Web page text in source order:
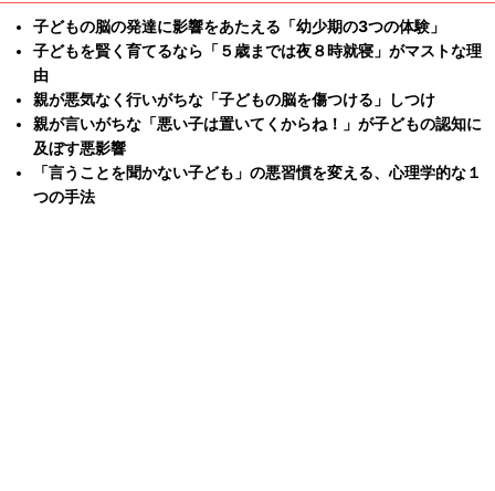
子どもの脳の発達に影響をあたえる「幼少期の3つの体験」
子どもを賢く育てるなら「５歳までは夜８時就寝」がマストな理
由
親が悪気なく行いがちな「子どもの脳を傷つける」しつけ
親が言いがちな「悪い子は置いてくからね！」が子どもの認知に
及ぼす悪影響
「言うことを聞かない子ども」の悪習慣を変える、心理学的な１
つの手法